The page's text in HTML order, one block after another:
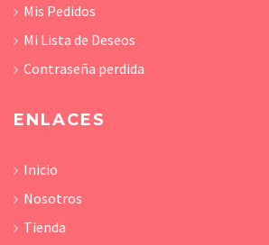
Mis Pedidos
Mi Lista de Deseos
Contraseña perdida
ENLACES
Inicio
Nosotros
Tienda